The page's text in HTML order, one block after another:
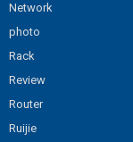
Network
photo
Rack
Review
Router
Ruijie